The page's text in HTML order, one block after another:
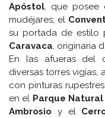
Apóstol, que posee
mudéjares; el
su portada de estilo
Caravaca, originaria
En las afueras del
diversas torres
con pinturas
en el Parque Natural
Ambrosio y el